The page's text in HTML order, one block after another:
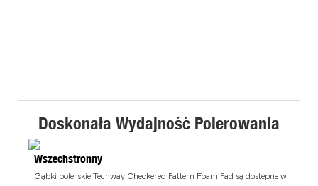
Doskonała Wydajność Polerowania
Wszechstronny
Gąbki polerskie Techway Checkered Pattern Foam Pad są dostępne w